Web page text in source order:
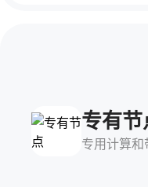
专有节
专用计算